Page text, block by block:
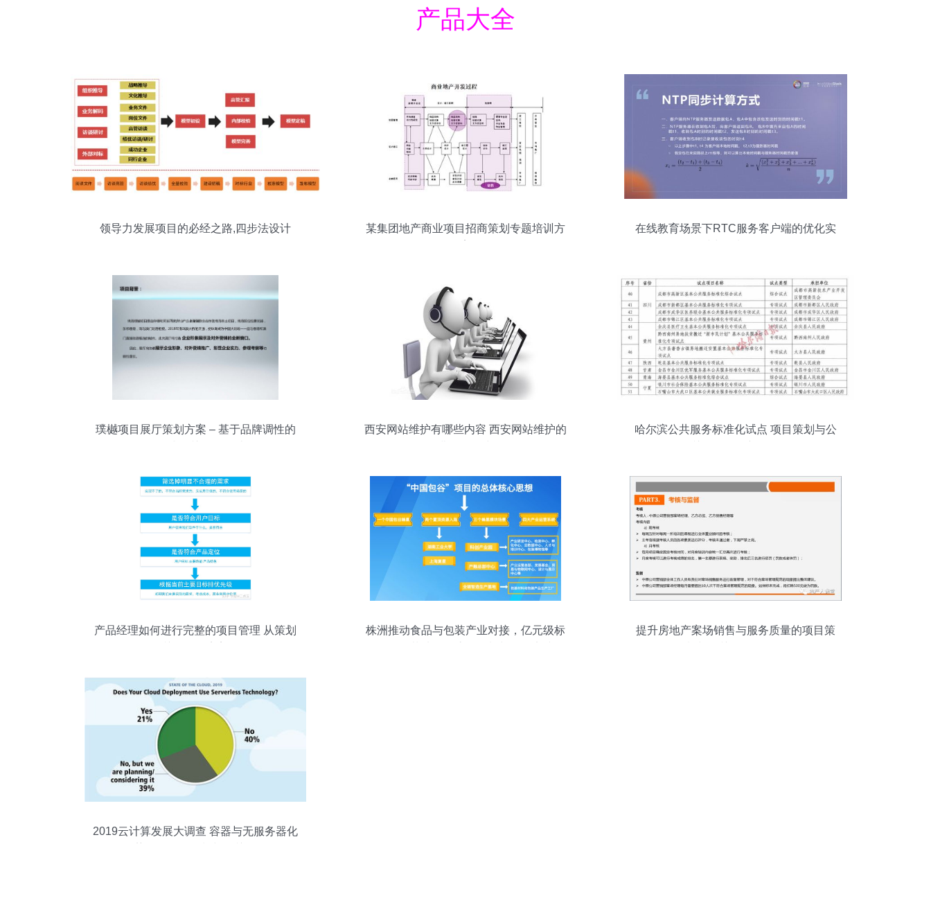
产品大全
领导力发展项目的必经之路,四步法设计
某集团地产商业项目招商策划专题培训方
在线教育场景下RTC服务客户端的优化实
璞樾项目展厅策划方案 – 基于品牌调性的
西安网站维护有哪些内容 西安网站维护的
哈尔滨公共服务标准化试点 项目策划与公
产品经理如何进行完整的项目管理 从策划
株洲推动食品与包装产业对接，亿元级标
提升房地产案场销售与服务质量的项目策
2019云计算发展大调查 容器与无服务器化